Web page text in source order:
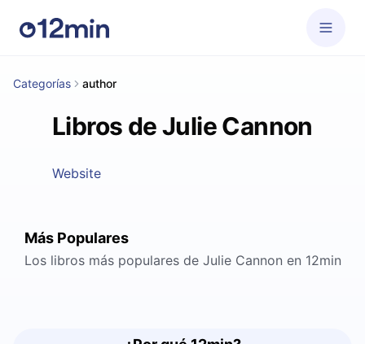
Categorías author
Libros de Julie Cannon
Website
Más Populares
Los libros más populares de Julie Cannon en 12min